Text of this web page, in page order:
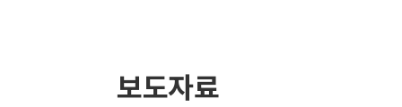
보도자료